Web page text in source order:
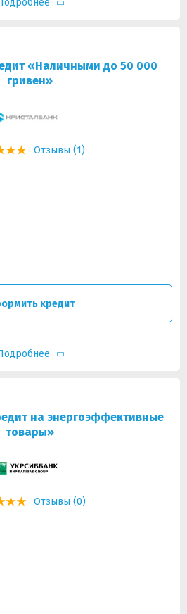
Подробнее
«Наличными до 50 000
гривен»
Отзывы (1)
кредит
на энергоэффективные
товары»
Отзывы (0)